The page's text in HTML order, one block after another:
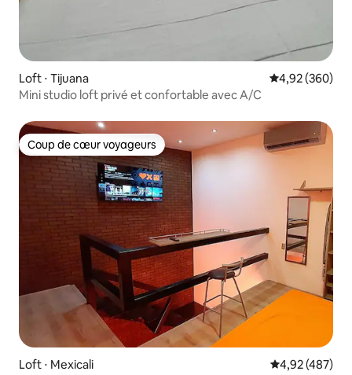
Loft ⋅ Tijuana Évaluation
4,92 (360)
Mini studio loft privé et confortable avec A/C
Coup de cœur voyageurs
Coup de cœur voyageurs
Loft ⋅ Mexicali Évaluation
4,92 (487)